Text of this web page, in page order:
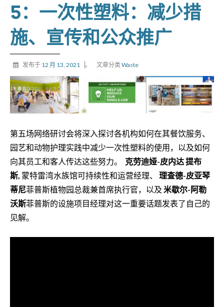
5：一次性塑料：减少措
施、宣传和公众推广
发布于 12 月 13, 2021 。 文章分类Waste
第五场网络研讨会将深入探讨各机构如何在其餐饮服务、
园艺和动物护理实践中减少一次性塑料的使用，以及如何
向其员工和客人传达这些努力。
克劳迪娅-皮内达提布
斯 蒙特雷湾水族馆可持续性和运营经理、 理查德-皮亚琴
蒂尼菲普斯植物园总裁兼首席执行官，以及 米歇尔-阿勒
沃斯菲普斯的设施项目经理对这一重要话题发表了自己的
见解。